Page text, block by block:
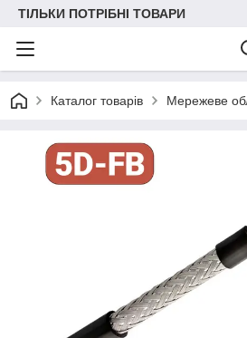
ТІЛЬКИ ПОТРІБНІ ТОВАРИ
Каталог товарів Мережеве